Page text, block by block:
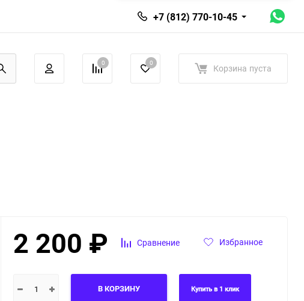
+7 (812) 770-10-45
0 0 Корзина пуста
2 200 ₽ Сравнение Избранное
В КОРЗИНУ Купить в 1 клик